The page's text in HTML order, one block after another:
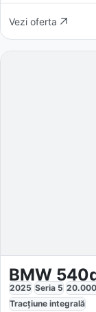
Vezi oferta
BMW
2025 Seria 5 20.000
Tracțiune integrală